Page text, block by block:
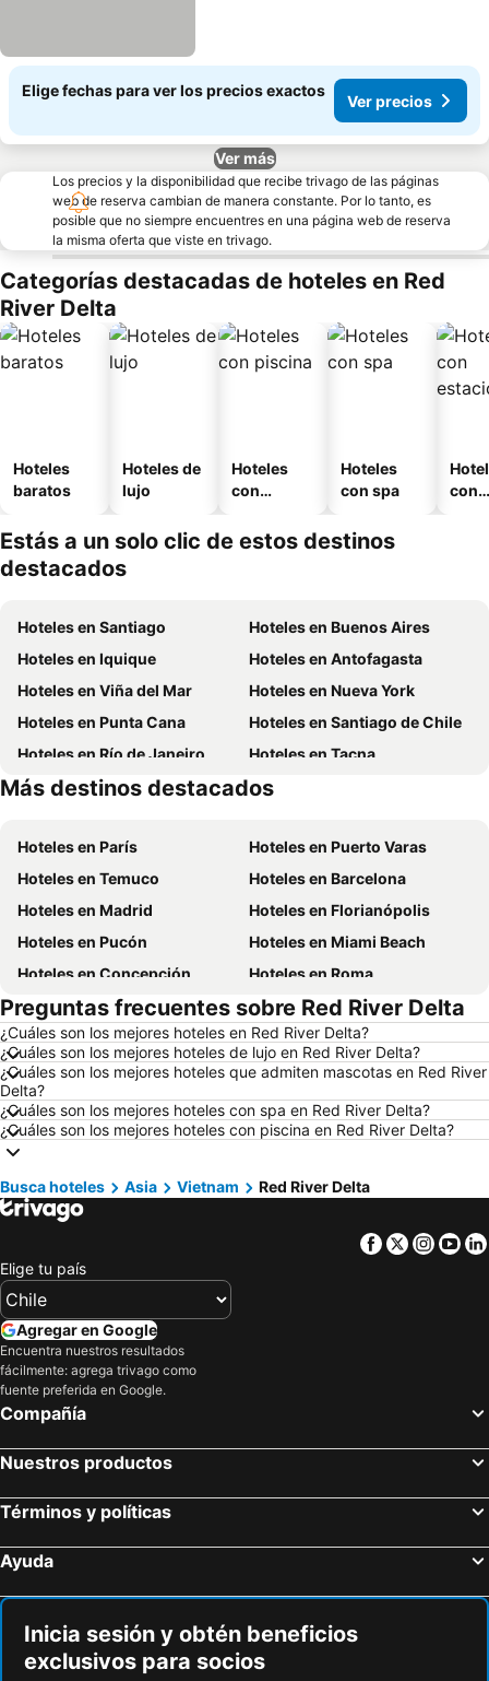
Elige fechas para ver los precios exactos
Ver precios
Ver más
Los precios y la disponibilidad que recibe trivago de las páginas
web de reserva cambian de manera constante. Por lo tanto, es
posible que no siempre encuentres en una página web de reserva
la misma oferta que viste en trivago.
Categorías destacadas de hoteles en Red
River Delta
Hoteles
baratos
Hoteles de
lujo
Hoteles
con
Hoteles
con spa
con
Estás a un solo clic de estos destinos
destacados
Hoteles en Santiago
Hoteles en Buenos Aires
Hoteles en Iquique
Hoteles en Antofagasta
Hoteles en Viña del Mar
Hoteles en Nueva York
Hoteles en Punta Cana
Hoteles en Santiago de Chile
Hoteles en Río de Janeiro
Hoteles en Tacna
Hoteles en Aruba
Hoteles en Brasil
Más destinos destacados
Hoteles en París
Hoteles en Puerto Varas
Hoteles en Temuco
Hoteles en Barcelona
Hoteles en Madrid
Hoteles en Florianópolis
Hoteles en Pucón
Hoteles en Miami Beach
Hoteles en Concepción
Hoteles en Roma
Hoteles en La Serena
Hoteles en Puerto Montt
Hoteles en Lima
Hoteles en Valdivia
Hoteles en San Andrés
Hoteles en Búzios
Hoteles en Chillán
Hoteles en Arica
Hoteles en Curazao
Hoteles en Chile
Hoteles en Isla de Pascua
Hoteles en Asunción
Hoteles en Cerdeña
Hoteles en Provincia de Osorno
Hoteles en Jamaica
Hoteles en Lacio
Hoteles en Región de Arica y Parinacota
Hoteles en Colombia
Hoteles en Andalucía
Hoteles en Prefectura Tokio
Preguntas frecuentes sobre Red River Delta
¿Cuáles son los mejores hoteles en Red River Delta?
¿Cuáles son los mejores hoteles de lujo en Red River Delta?
¿Cuáles son los mejores hoteles que admiten mascotas en Red River
Delta?
¿Cuáles son los mejores hoteles con spa en Red River Delta?
¿Cuáles son los mejores hoteles con piscina en Red River Delta?
Busca hoteles Asia Vietnam Red River Delta
Facebook
Twitter
Elige tu país
Agregar en Google
Encuentra nuestros resultados
fácilmente: agrega trivago como
fuente preferida en Google.
Compañía
Nuestros productos
Términos y políticas
Ayuda
Inicia sesión y obtén beneficios
exclusivos para socios